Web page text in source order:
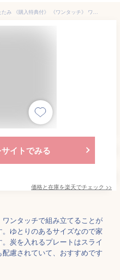
バーベキューコンロ 大型 折りたたみ 《購入特典付》 《ワンタッチ》 ワイド BBQコンロ キャンプ用品 バーベキューグリル ポータブルコンロ アウトドア バーベキュー ファミリー 大人数 ☆ プレゼント ギフト 父の日 熱中症対策 夏 梅雨
イトでみる
価格と在庫を楽天でチェック >>
ンタッチで組み立てることが
ゆとりのあるサイズなので家
炭を入れるプレートはスライ
慮されていて、おすすめです